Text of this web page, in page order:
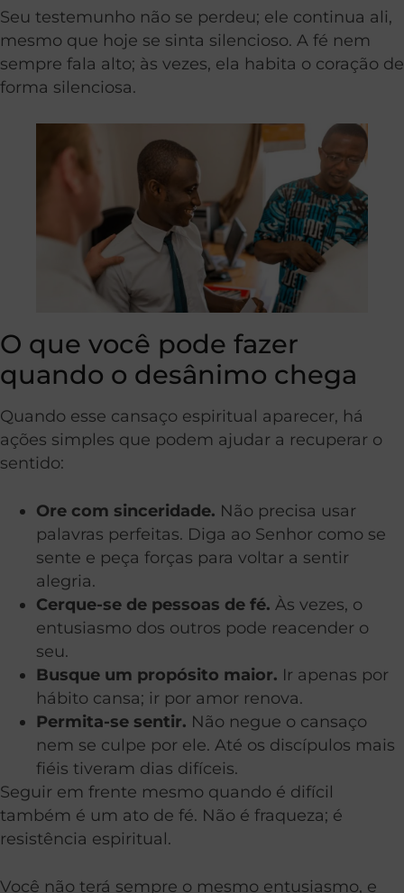
Seu testemunho não se perdeu; ele continua ali,
mesmo que hoje se sinta silencioso. A fé nem
sempre fala alto; às vezes, ela habita o coração de
forma silenciosa.
O que você pode fazer
quando o desânimo chega
Quando esse cansaço espiritual aparecer, há
ações simples que podem ajudar a recuperar o
sentido:
Ore com sinceridade. Não precisa usar
palavras perfeitas. Diga ao Senhor como se
sente e peça forças para voltar a sentir
alegria.
Cerque-se de pessoas de fé. Às vezes, o
entusiasmo dos outros pode reacender o
seu.
Busque um propósito maior. Ir apenas por
hábito cansa; ir por amor renova.
Permita-se sentir. Não negue o cansaço
nem se culpe por ele. Até os discípulos mais
fiéis tiveram dias difíceis.
Seguir em frente mesmo quando é difícil
também é um ato de fé. Não é fraqueza; é
resistência espiritual.
Você não terá sempre o mesmo entusiasmo, e